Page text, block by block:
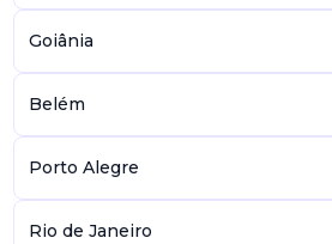
Goiânia
Belém
Porto Alegre
Rio de Janeiro